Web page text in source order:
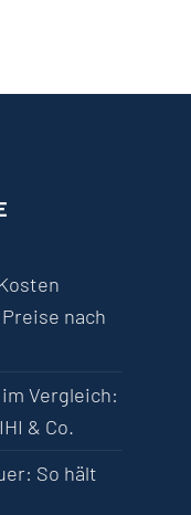
nach
Vergleich:
& Co.
So hält